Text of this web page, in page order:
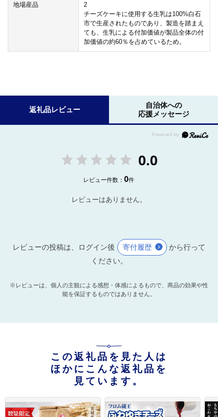
地場産品
2
チーズケーキに使用する生乳は100%白石
市で生産されたものであり、製造を踏まえ
ても、生乳による付加価値が製品全体の付
加価値の約60％を占めているため。
返礼品レビュー
自治体への
応援メッセージ
0.0
レビュー件数：0件
レビューはありません。
レビューの投稿は、ログイン後 寄付履歴
から行って
ください。
※レビューは、個人の主観による感想・体感によるもので、商品の効果や性
能を保証するものではありません。
この返礼品を見た人は
ほかにこんな返礼品を
見ています。